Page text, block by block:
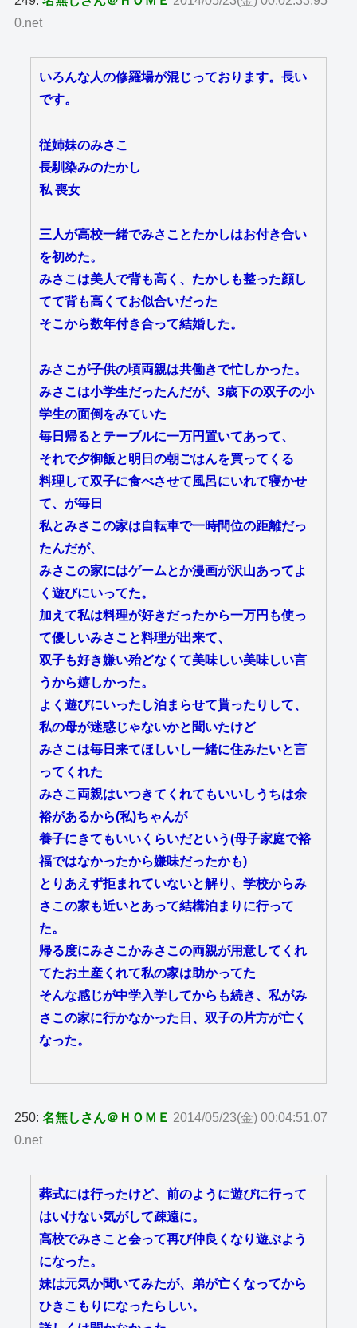
0.net
いろんな人の修羅場が混じっております。長い
です。
従姉妹のみさこ
長馴染みのたかし
私 喪女
三人が高校一緒でみさことたかしはお付き合い
を初めた。
みさこは美人で背も高く、たかしも整った顔し
てて背も高くてお似合いだった
そこから数年付き合って結婚した。
みさこが子供の頃両親は共働きで忙しかった。
みさこは小学生だったんだが、3歳下の双子の小
学生の面倒をみていた
毎日帰るとテーブルに一万円置いてあって、
それで夕御飯と明日の朝ごはんを買ってくる
料理して双子に食べさせて風呂にいれて寝かせ
て、が毎日
私とみさこの家は自転車で一時間位の距離だっ
たんだが、
みさこの家にはゲームとか漫画が沢山あってよ
く遊びにいってた。
加えて私は料理が好きだったから一万円も使っ
て優しいみさこと料理が出来て、
双子も好き嫌い殆どなくて美味しい美味しい言
うから嬉しかった。
よく遊びにいったし泊まらせて貰ったりして、
私の母が迷惑じゃないかと聞いたけど
みさこは毎日来てほしいし一緒に住みたいと言
ってくれた
みさこ両親はいつきてくれてもいいしうちは余
裕があるから(私)ちゃんが
養子にきてもいいくらいだという(母子家庭で裕
福ではなかったから嫌味だったかも)
とりあえず拒まれていないと解り、学校からみ
さこの家も近いとあって結構泊まりに行って
た。
帰る度にみさこかみさこの両親が用意してくれ
てたお土産くれて私の家は助かってた
そんな感じが中学入学してからも続き、私がみ
さこの家に行かなかった日、双子の片方が亡く
なった。
250:名無しさん＠ＨＯＭＥ 2014/05/23(金) 00:04:51.07
0.net
葬式には行ったけど、前のように遊びに行って
はいけない気がして疎遠に。
高校でみさこと会って再び仲良くなり遊ぶよう
になった。
妹は元気か聞いてみたが、弟が亡くなってから
ひきこもりになったらしい。